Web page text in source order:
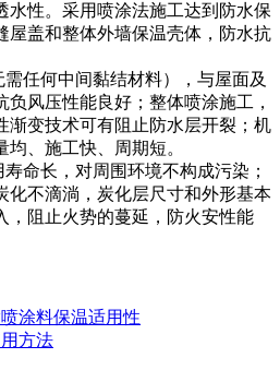
水性。采用喷涂法施工达到防水保
屋盖和整体外墙保温壳体，防水抗
任何中间黏结材料），与屋面及
风压性能良好；整体喷涂施工，
渐变技术可有阻止防水层开裂；机
、施工快、周期短。
长，对周围环境不构成污染；
化不滴淌，炭化层尺寸和外形基本
，阻止火势的蔓延，防火安性能
涂料保温适用性
方法